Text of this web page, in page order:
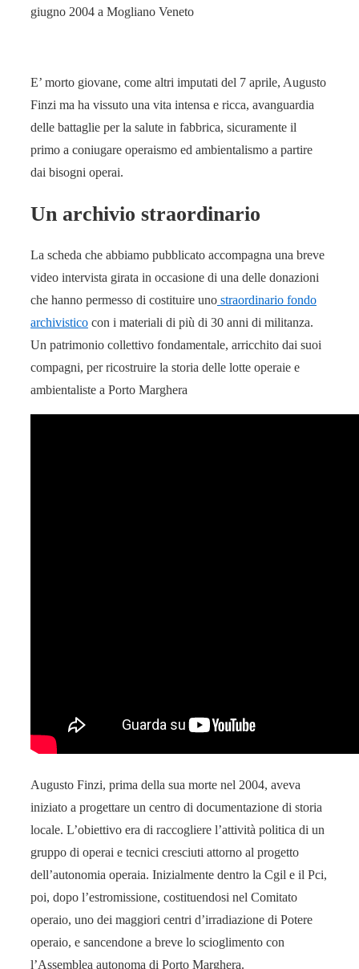
giugno 2004 a Mogliano Veneto
E’ morto giovane, come altri imputati del 7 aprile, Augusto
Finzi ma ha vissuto una vita intensa e ricca, avanguardia
delle battaglie per la salute in fabbrica, sicuramente il
primo a coniugare operaismo ed ambientalismo a partire
dai bisogni operai.
Un archivio straordinario
La scheda che abbiamo pubblicato accompagna una breve
video intervista girata in occasione di una delle donazioni
che hanno permesso di costituire uno straordinario fondo
archivistico con i materiali di più di 30 anni di militanza.
Un patrimonio collettivo fondamentale, arricchito dai suoi
compagni, per ricostruire la storia delle lotte operaie e
ambientaliste a Porto Marghera
Augusto Finzi, prima della sua morte nel 2004, aveva
iniziato a progettare un centro di documentazione di storia
locale. L’obiettivo era di raccogliere l’attività politica di un
gruppo di operai e tecnici cresciuti attorno al progetto
dell’autonomia operaia. Inizialmente dentro la Cgil e il Pci,
poi, dopo l’estromissione, costituendosi nel Comitato
operaio, uno dei maggiori centri d’irradiazione di Potere
operaio, e sancendone a breve lo scioglimento con
l’Assemblea autonoma di Porto Marghera.